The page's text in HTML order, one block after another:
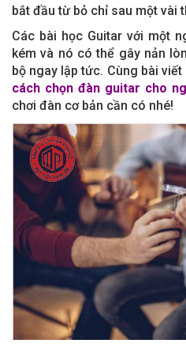
bắt đầu từ bỏ chỉ sau một vài
Các bài học Guitar với một
kém và nó có thể gây nản
bộ ngay lập tức. Cùng bài
cách chọn đàn guitar cho
chơi đàn cơ bản cần có nhé!